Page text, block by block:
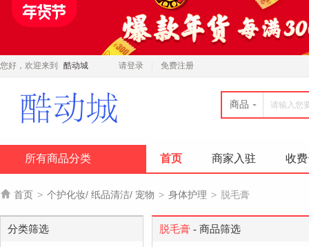
您好，欢迎来到 酷动城 请登录 免费注册
商品
所有商品分类 首页 商家入驻 收
 首页 > 个护化妆/ 纸品清洁/ 宠物 > 身体护理 > 脱毛膏
分类筛选 脱毛膏 - 商品筛选